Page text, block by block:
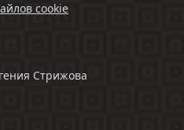
cookie
Стрижова